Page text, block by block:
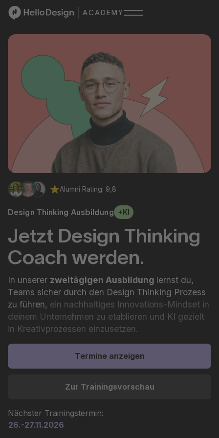
ACADEMY
Alumni Rating: 9,8
Design Thinking Ausbildung +KI
Jetzt Design Thinking
Coach werden.
In unserer zweitägigen Ausbildung lernst du,
Teams sicher durch den Design Thinking Prozess
zu führen, ein nachhaltiges Innovations-Mindset in
deinem Unternehmen zu etablieren und KI gezielt
in Kreativprozessen einzusetzen.
Termine anzeigen
Zur Trainingsvorschau
Nächster Trainingstermin:
26.-27.11.2026